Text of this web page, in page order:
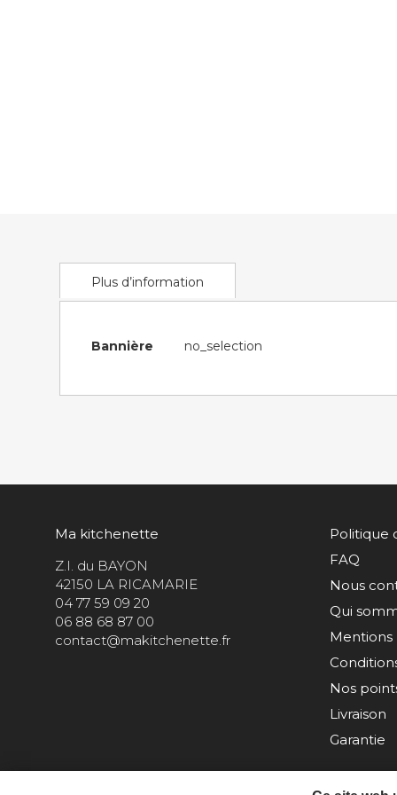
Plus d’information
Plus
Bannière no_selection
Ma kitchenette
Z.I. du BAYON
42150 LA RICAMARIE
04 77 59 09 20
06 88 68 87 00
contact@makitchenette.fr
Politique
FAQ
Nous
Qui
Mentions
Nos
Livraison
Garantie